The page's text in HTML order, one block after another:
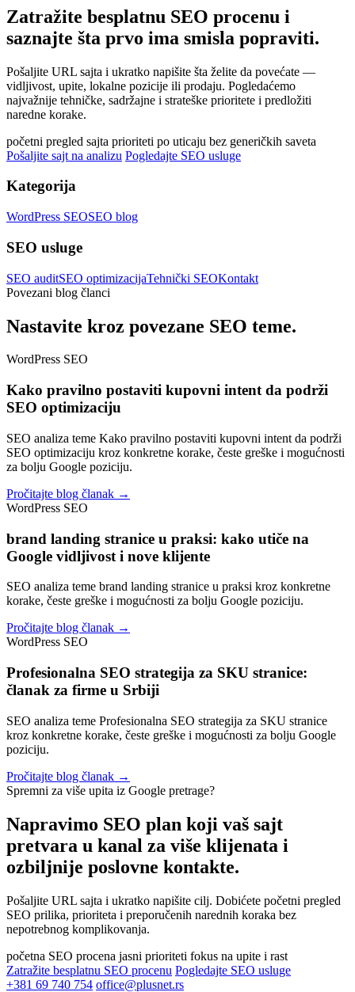
Zatražite besplatnu SEO procenu i
saznajte šta prvo ima smisla popraviti.
Pošaljite URL sajta i ukratko napišite šta želite da povećate —
vidljivost, upite, lokalne pozicije ili prodaju. Pogledaćemo
najvažnije tehničke, sadržajne i strateške prioritete i predložiti
naredne korake.
početni pregled sajta prioriteti po uticaju bez generičkih saveta
Pošaljite sajt na analizu Pogledajte SEO usluge
Kategorija
WordPress SEOSEO blog
SEO usluge
SEO auditSEO optimizacijaTehnički SEOKontakt
Povezani blog članci
Nastavite kroz povezane SEO teme.
WordPress SEO
Kako pravilno postaviti kupovni intent da podrži
SEO optimizaciju
SEO analiza teme Kako pravilno postaviti kupovni intent da podrži
SEO optimizaciju kroz konkretne korake, česte greške i mogućnosti
za bolju Google poziciju.
Pročitajte blog članak →
WordPress SEO
brand landing stranice u praksi: kako utiče na
Google vidljivost i nove klijente
SEO analiza teme brand landing stranice u praksi kroz konkretne
korake, česte greške i mogućnosti za bolju Google poziciju.
Pročitajte blog članak →
WordPress SEO
Profesionalna SEO strategija za SKU stranice:
članak za firme u Srbiji
SEO analiza teme Profesionalna SEO strategija za SKU stranice
kroz konkretne korake, česte greške i mogućnosti za bolju Google
poziciju.
Pročitajte blog članak →
Spremni za više upita iz Google pretrage?
Napravimo SEO plan koji vaš sajt
pretvara u kanal za više klijenata i
ozbiljnije poslovne kontakte.
Pošaljite URL sajta i ukratko napišite cilj. Dobićete početni pregled
SEO prilika, prioriteta i preporučenih narednih koraka bez
nepotrebnog komplikovanja.
početna SEO procena jasni prioriteti fokus na upite i rast
Zatražite besplatnu SEO procenu Pogledajte SEO usluge
+381 69 740 754 office@plusnet.rs